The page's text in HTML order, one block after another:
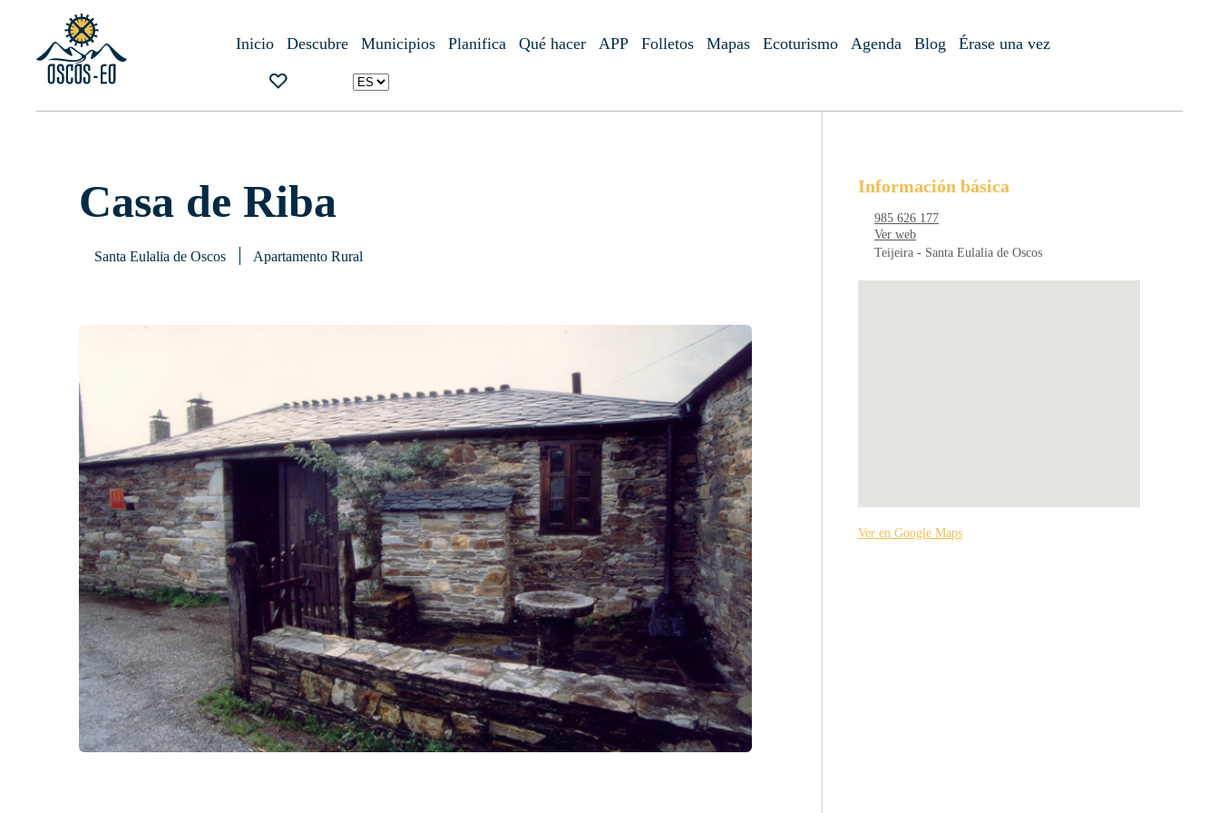
Inicio Descubre Municipios Planifica Qué hacer APP Folletos Mapas Ecoturismo Agenda Blog Érase una vez
Inicio¿Qué visitar?
Casa de Riba
Santa Eulalia de Oscos Apartamento Rural
Información básica
985 626 177
Ver web
Teijeira - Santa Eulalia de Oscos
Ver en Google Maps